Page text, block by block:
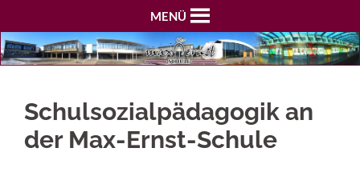
MENÜ
Schulsozialpädagogik an
der Max-Ernst-Schule